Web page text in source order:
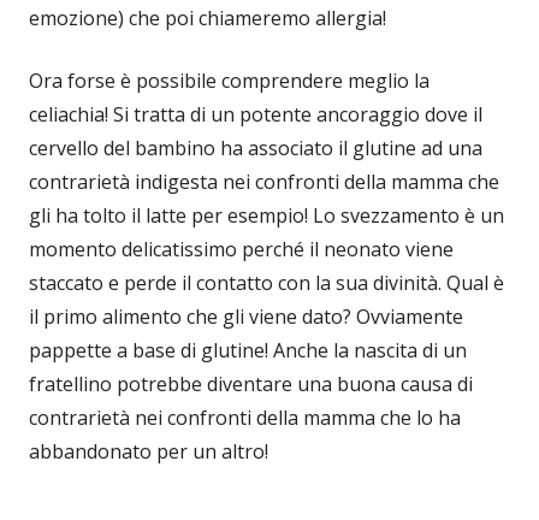
emozione) che poi chiameremo allergia!
Ora forse è possibile comprendere meglio la
celiachia! Si tratta di un potente ancoraggio dove il
cervello del bambino ha associato il glutine ad una
contrarietà indigesta nei confronti della mamma che
gli ha tolto il latte per esempio! Lo svezzamento è un
momento delicatissimo perché il neonato viene
staccato e perde il contatto con la sua divinità. Qual è
il primo alimento che gli viene dato? Ovviamente
pappette a base di glutine! Anche la nascita di un
fratellino potrebbe diventare una buona causa di
contrarietà nei confronti della mamma che lo ha
abbandonato per un altro!